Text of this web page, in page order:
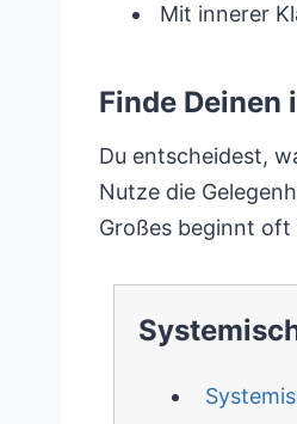
Mit innerer
Finde Deinen
Du entscheidest,
Nutze die
Großes beginnt oft